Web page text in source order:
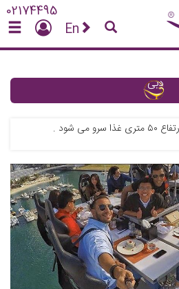
02174495
En
دبی